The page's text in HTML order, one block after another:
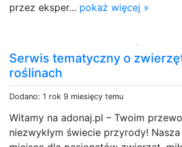
przez eksper... pokaż więcej »
Serwis tematyczny o
roślinach
Dodano: 1 rok 9 miesięcy temu
Witamy na adonaj.pl – Twoim
niezwykłym świecie przyrody!